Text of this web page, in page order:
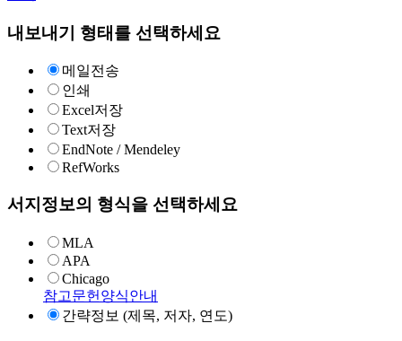
내보내기 형태를 선택하세요
메일전송
인쇄
Excel저장
Text저장
EndNote / Mendeley
RefWorks
서지정보의 형식을 선택하세요
MLA
APA
Chicago
참고문헌양식안내
간략정보 (제목, 저자, 연도)